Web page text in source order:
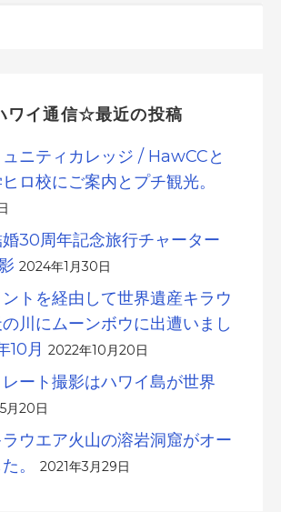
ワイ通信☆最近の投稿
ニティカレッジ / HawCCと
ロ校にご案内とプチ観光。
30周年記念旅行チャーター
2024年1月30日
トを経由して世界遺産キラウ
川にムーンボウに出遭いまし
10月 2022年10月20日
ート撮影はハワイ島が世界
月20日
ウエア火山の溶岩洞窟がオー
。
2021年3月29日